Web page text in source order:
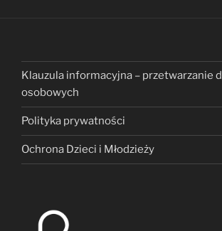
Klauzula informacyjna – przetwarzanie
osobowych
Polityka prywatności
Ochrona Dzieci i Młodzieży